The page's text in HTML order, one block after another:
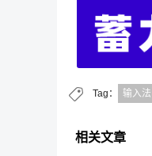
Tag： 输入法
相关文章